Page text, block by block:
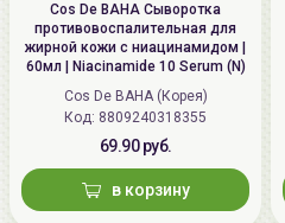
Cos De BAHA Сыворотка
противовоспалительная для
жирной кожи с ниацинамидом |
60мл | Niacinamide 10 Serum (N)
Cos De BAHA (Корея)
Код: 8809240318355
69.90 руб.
в корзину